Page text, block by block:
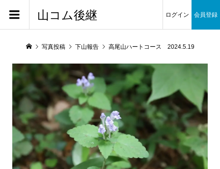
山コム後継 ログイン 会員登録
写真投稿 下山報告 高尾山ハートコース 2024.5.19